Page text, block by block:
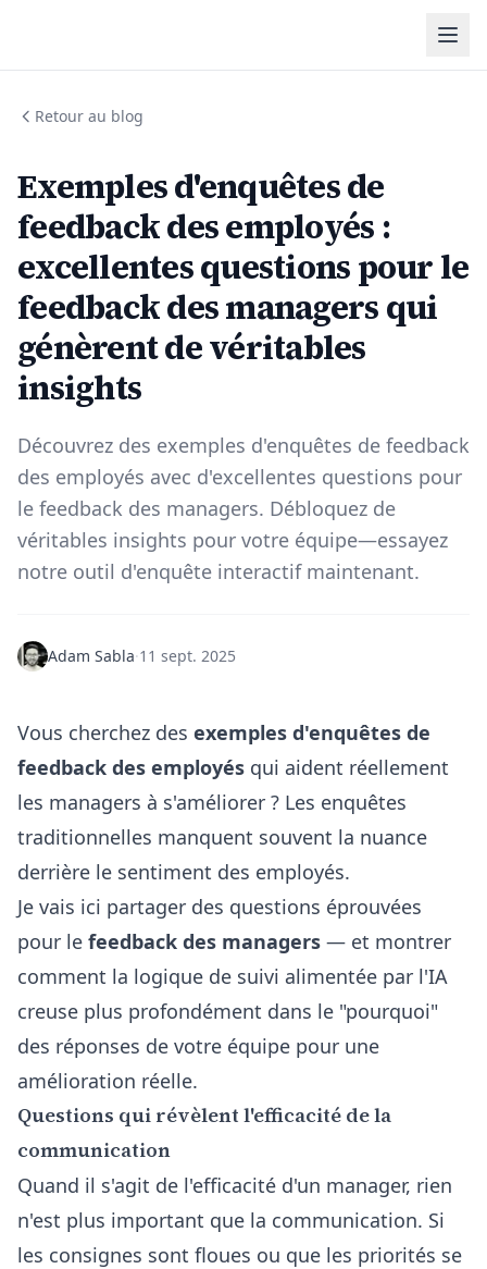
Retour au blog
Exemples d'enquêtes de
feedback des employés :
excellentes questions pour le
feedback des managers qui
génèrent de véritables
insights
Découvrez des exemples d'enquêtes de feedback
des employés avec d'excellentes questions pour
le feedback des managers. Débloquez de
véritables insights pour votre équipe—essayez
notre outil d'enquête interactif maintenant.
Adam Sabla·11 sept. 2025
Vous cherchez des exemples d'enquêtes de
feedback des employés qui aident réellement
les managers à s'améliorer ? Les enquêtes
traditionnelles manquent souvent la nuance
derrière le sentiment des employés.
Je vais ici partager des questions éprouvées
pour le feedback des managers — et montrer
comment la logique de suivi alimentée par l'IA
creuse plus profondément dans le "pourquoi"
des réponses de votre équipe pour une
amélioration réelle.
Questions qui révèlent l'efficacité de la
communication
Quand il s'agit de l'efficacité d'un manager, rien
n'est plus important que la communication. Si
les consignes sont floues ou que les priorités se